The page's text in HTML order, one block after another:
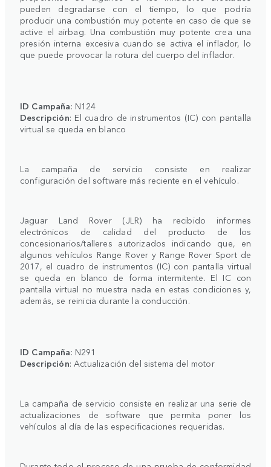
pueden degradarse con el tiempo, lo que podría
producir una combustión muy potente en caso de que se
active el airbag. Una combustión muy potente crea una
presión interna excesiva cuando se activa el inflador, lo
que puede provocar la rotura del cuerpo del inflador.
ID Campaña: N124
Descripción: El cuadro de instrumentos (IC) con pantalla
virtual se queda en blanco
La campaña de servicio consiste en realizar
configuración del software más reciente en el vehículo.
Jaguar Land Rover (JLR) ha recibido informes
electrónicos de calidad del producto de los
concesionarios/talleres autorizados indicando que, en
algunos vehículos Range Rover y Range Rover Sport de
2017, el cuadro de instrumentos (IC) con pantalla virtual
se queda en blanco de forma intermitente. El IC con
pantalla virtual no muestra nada en estas condiciones y,
además, se reinicia durante la conducción.
ID Campaña: N291
Descripción: Actualización del sistema del motor
La campaña de servicio consiste en realizar una serie de
actualizaciones de software que permita poner los
vehículos al día de las especificaciones requeridas.